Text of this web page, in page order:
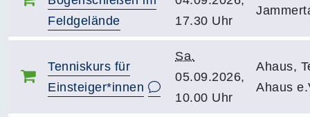
Feldgelände
17.30 Uhr
Tenniskurs für
Einsteiger*innen
Sa.
05.09.2026,
10.00 Uhr
Ahaus,
Ahaus